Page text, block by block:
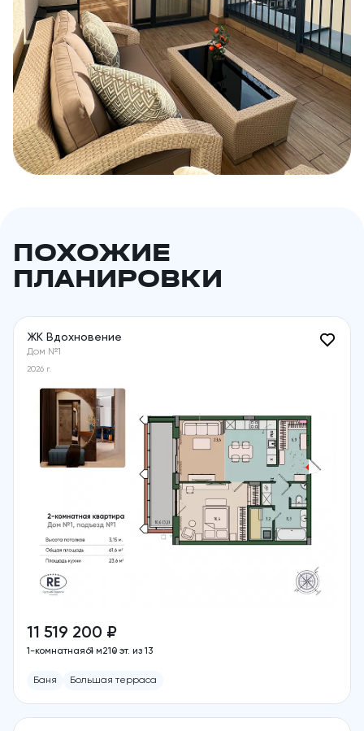
ПОХОЖИЕ
ПЛАНИРОВКИ
ЖК Вдохновение
Дом №1
2026 г.
11 519 200 ₽
1-комнатная61 м210 эт. из 13
Баня Большая терраса